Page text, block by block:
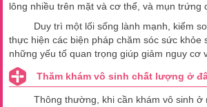
lông nhiều trên mặt và cơ thể, và mụn trứng
Duy trì một lối sống lành mạnh, kiểm
thực hiện các biện pháp chăm sóc sức khỏe
những yếu tố quan trọng giúp giảm nguy cơ
Thăm khám vô sinh chất lượng ở
Thông thường, khi cần khám vô sinh ở